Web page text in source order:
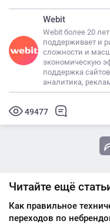
Webit
Webit более 20
поддерживает и
сложности и
экономическую
поддержка
аналитика,
49477
Читайте ещё
Как правильное
переходов по